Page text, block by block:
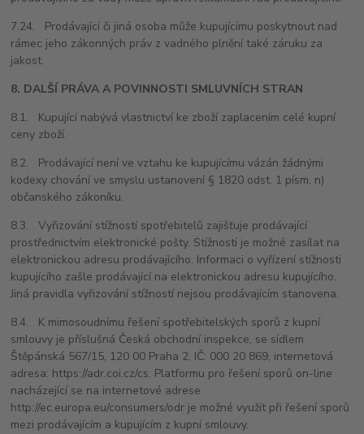
7.24. Prodávající či jiná osoba může kupujícímu poskytnout nad
rámec jeho zákonných práv z vadného plnění také záruku za
jakost.
8. DALŠÍ PRÁVA A POVINNOSTI SMLUVNÍCH STRAN
8.1. Kupující nabývá vlastnictví ke zboží zaplacením celé kupní
ceny zboží.
8.2. Prodávající není ve vztahu ke kupujícímu vázán žádnými
kodexy chování ve smyslu ustanovení § 1820 odst. 1 písm. n)
občanského zákoníku.
8.3. Vyřizování stížností spotřebitelů zajišťuje prodávající
prostřednictvím elektronické pošty. Stížnosti je možné zasílat na
elektronickou adresu prodávajícího. Informaci o vyřízení stížnosti
kupujícího zašle prodávající na elektronickou adresu kupujícího.
Jiná pravidla vyřizování stížností nejsou prodávajícím stanovena.
8.4. K mimosoudnímu řešení spotřebitelských sporů z kupní
smlouvy je příslušná Česká obchodní inspekce, se sídlem
Štěpánská 567/15, 120 00 Praha 2, IČ: 000 20 869, internetová
adresa: https://adr.coi.cz/cs. Platformu pro řešení sporů on-line
nacházející se na internetové adrese
http://ec.europa.eu/consumers/odr je možné využít při řešení sporů
mezi prodávajícím a kupujícím z kupní smlouvy.